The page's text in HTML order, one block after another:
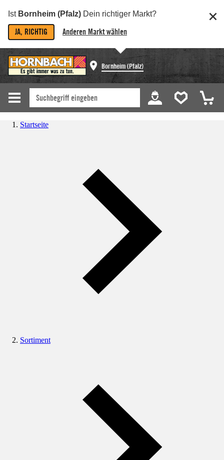
Ist Bornheim (Pfalz) Dein richtiger Markt?
JA, RICHTIG Anderen Markt wählen
Bornheim (Pfalz)
Startseite
Sortiment